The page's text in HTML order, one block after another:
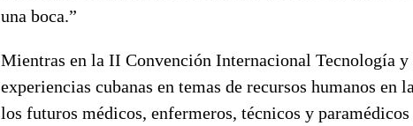
una boca.”
Mientras en la II Convención Internacional Tecnología y
experiencias cubanas en temas de recursos humanos en
los futuros médicos, enfermeros, técnicos y